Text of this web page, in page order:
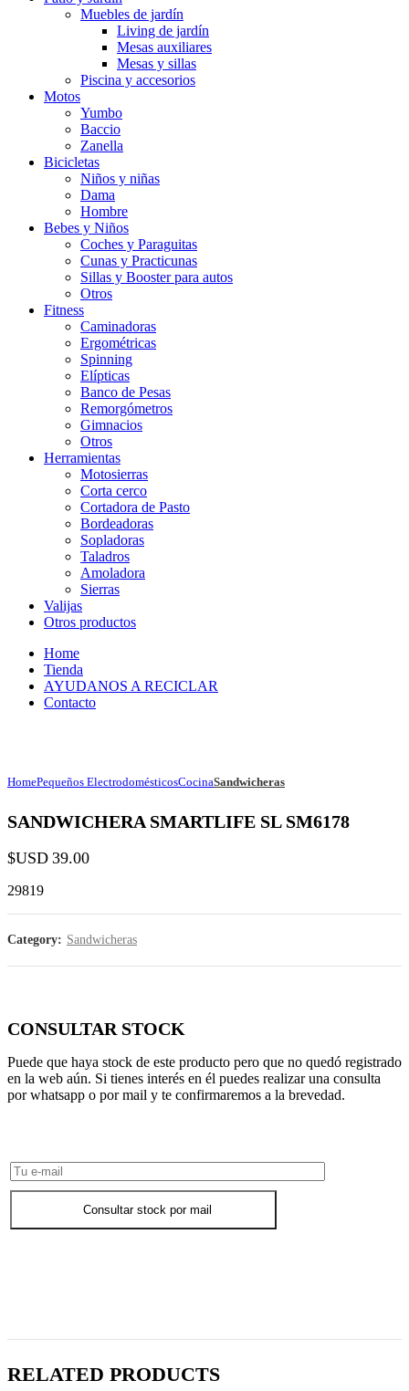
Muebles de jardín
Living de jardín
Mesas auxiliares
Mesas y sillas
Piscina y accesorios
Motos
Yumbo
Baccio
Zanella
Bicicletas
Niños y niñas
Dama
Hombre
Bebes y Niños
Coches y Paraguitas
Cunas y Practicunas
Sillas y Booster para autos
Otros
Fitness
Caminadoras
Ergométricas
Spinning
Elípticas
Banco de Pesas
Remorgómetros
Gimnacios
Otros
Herramientas
Motosierras
Corta cerco
Cortadora de Pasto
Bordeadoras
Sopladoras
Taladros
Amoladora
Sierras
Valijas
Otros productos
Home
Tienda
AYUDANOS A RECICLAR
Contacto
HomePequeños ElectrodomésticosCocinaSandwicheras
SANDWICHERA SMARTLIFE SL SM6178
$USD 39.00
29819
Category: Sandwicheras
CONSULTAR STOCK
Puede que haya stock de este producto pero que no quedó registrado
en la web aún. Si tienes interés en él puedes realizar una consulta
por whatsapp o por mail y te confirmaremos a la brevedad.
Consultar stock por mail
RELATED PRODUCTS